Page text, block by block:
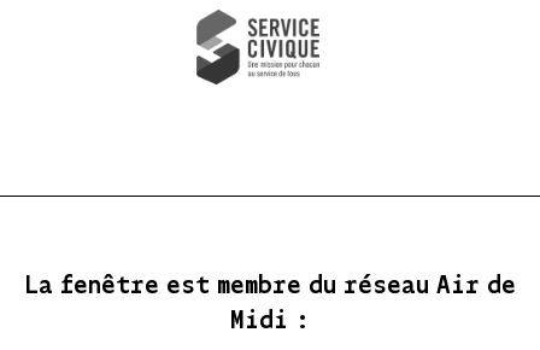
La fenêtre est membre du réseau Air de
Midi :